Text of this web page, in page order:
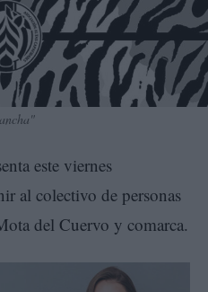
este viernes
al colectivo de personas
del Cuervo y comarca.